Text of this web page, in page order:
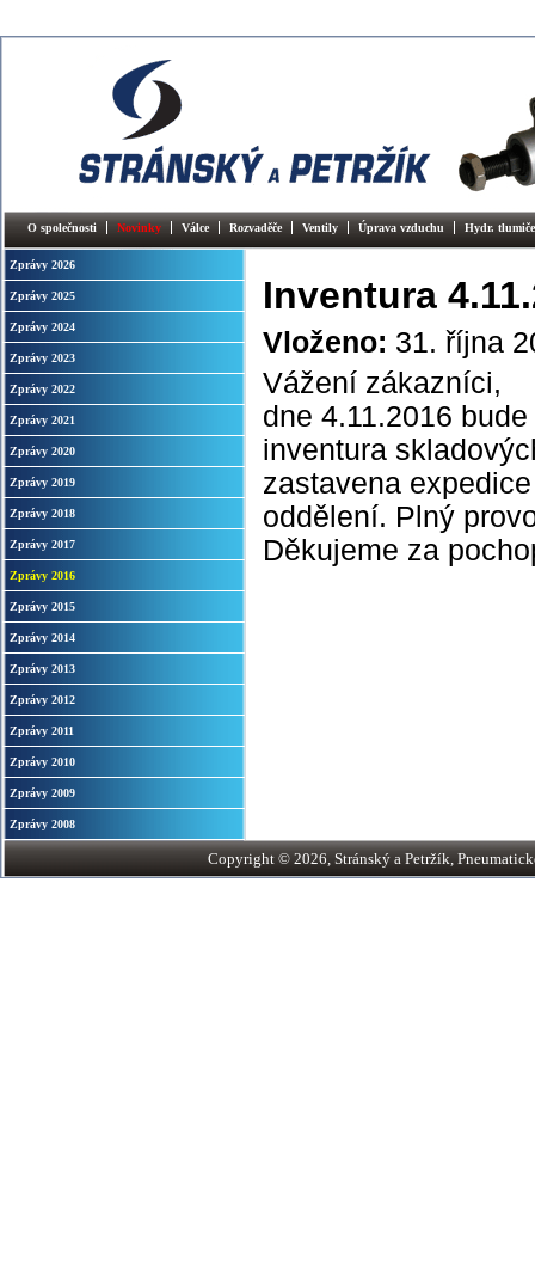
O společnosti Novinky Válce Rozvaděče Ventily Úprava vzduchu Hydr.
Zprávy 2026
Zprávy 2025
Zprávy 2024
Zprávy 2023
Zprávy 2022
Zprávy 2021
Zprávy 2020
Zprávy 2019
Zprávy 2018
Zprávy 2017
Zprávy 2016
Zprávy 2015
Zprávy 2014
Zprávy 2013
Zprávy 2012
Zprávy 2011
Zprávy 2010
Zprávy 2009
Zprávy 2008
Inventura
Vloženo: 31. října
Vážení zákazníci,
dne 4.11.2016
inventura
zastavena
oddělení. Plný
Děkujeme za
Copyright © 2026, Stránský a Petržík,